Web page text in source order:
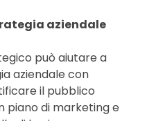
aziendale
può aiutare a
aziendale con
il pubblico
piano di marketing e